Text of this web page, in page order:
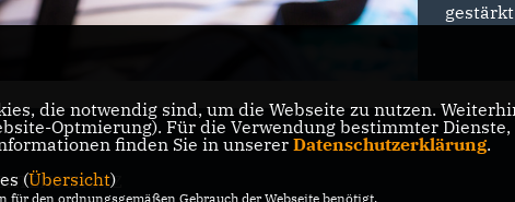
die notwendig sind, um die Webseite zu nutzen.
Optmierung). Für die Verwendung bestimmter
finden Sie in unserer Datenschutzerklärung.
(Übersicht)
für den ordnungsgemäßen Gebrauch der Webseite benötigt.